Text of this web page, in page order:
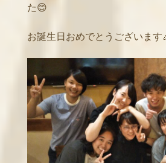
た😊
お誕生日おめでとうございます